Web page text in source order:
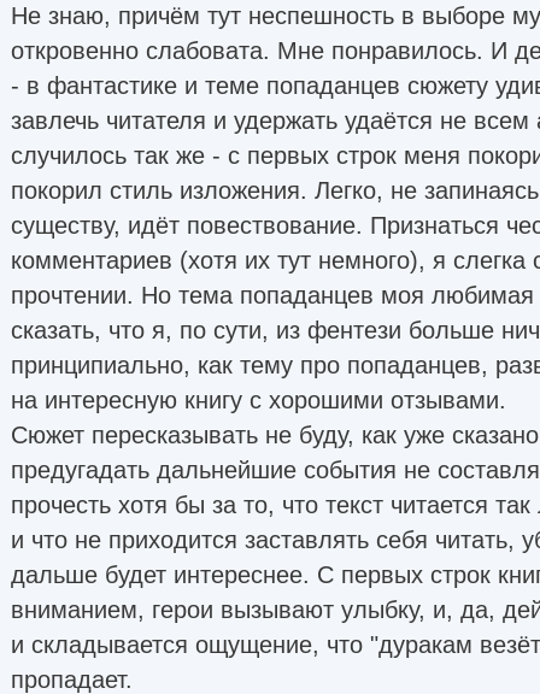
Не знаю, причём тут неспешность в выборе
откровенно слабовата. Мне понравилось. И
- в фантастике и теме попаданцев сюжету
завлечь читателя и удержать удаётся не
случилось так же - с первых строк меня
покорил стиль изложения. Легко, не
существу, идёт повествование. Признаться
комментариев (хотя их тут немного), я слегка
прочтении. Но тема попаданцев моя
сказать, что я, по сути, из фентези больше
принципиально, как тему про попаданцев,
на интересную книгу с хорошими отзывами.
Сюжет пересказывать не буду, как уже
предугадать дальнейшие события не
прочесть хотя бы за то, что текст читается
и что не приходится заставлять себя читать,
дальше будет интереснее. С первых строк
вниманием, герои вызывают улыбку, и, да,
и складывается ощущение, что "дуракам
пропадает.